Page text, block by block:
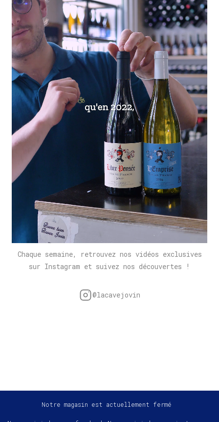
Chaque semaine, retrouvez nos vidéos exclusives
sur Instagram et suivez nos découvertes !
@lacavejovin
Notre magasin est actuellement fermé